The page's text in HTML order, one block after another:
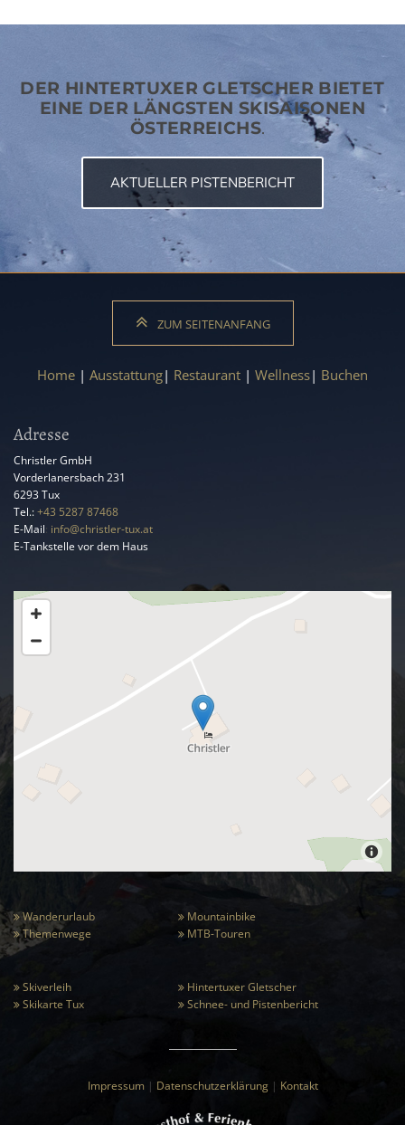
DER HINTERTUXER GLETSCHER BIETET
EINE DER LÄNGSTEN SKISAISONEN
ÖSTERREICHS.
AKTUELLER PISTENBERICHT
ZUM SEITENANFANG
Home | Ausstattung| Restaurant | Wellness| Buchen
Adresse
Christler GmbH
Vorderlanersbach 231
6293Tux
Tel.:+43 5287 87468
E-Mail: info@christler-tux.at
E-Tankstelle vor dem Haus
Wanderurlaub
Themenwege
Mountainbike
MTB-Touren
 Skiverleih
 Skikarte Tux
Hintertuxer Gletscher
Schnee- und Pistenbericht
Impressum| Datenschutzerklärung| Kontakt